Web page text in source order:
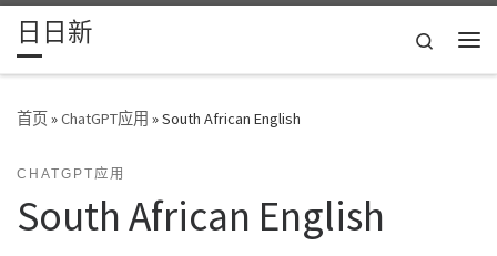
Skip to content
日日新
Search
首页»ChatGPT应用 »South African English
CHATGPT应用
South African English